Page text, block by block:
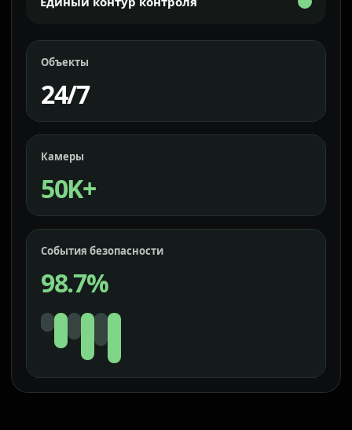
Объекты
24/7
Камеры
50K+
События безопасности
98.7%